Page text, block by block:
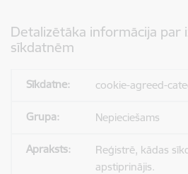
Detalizētāka informācija par
sīkdatnēm
cookie-agreed-
Nepieciešams
Reģistrē, kādas
apstiprinājis.